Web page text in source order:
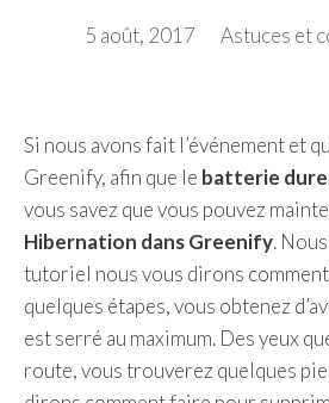
5 août, 2017 Astuces et
Si nous avons fait l’événement et
Greenify, afin que le batterie
vous savez que vous pouvez
Hibernation dans Greenify.
tutoriel nous vous dirons comment
quelques étapes, vous obtenez
est serré au maximum. Des yeux
route, vous trouverez quelques